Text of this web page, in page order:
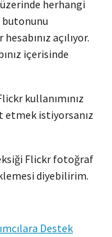
herhangi
butonunu
açılıyor.
içerisinde
kullanımınız
etmek istiyorsanız
Flickr fotoğraf
diyebilirim.
Destek